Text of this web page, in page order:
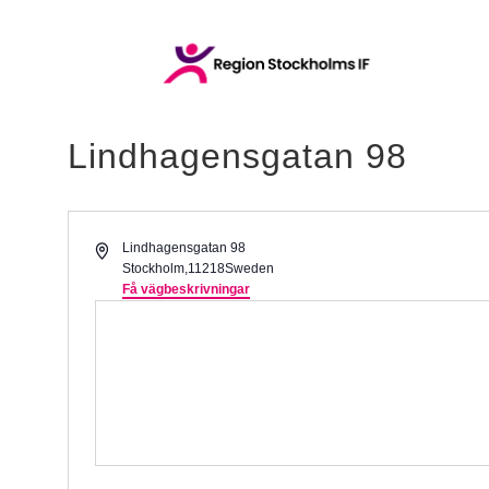
Lindhagensgatan 98
AdressLindhagensgatan 98
Stockholm,11218Sweden
Få vägbeskrivningar